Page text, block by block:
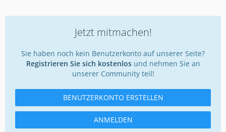
Jetzt mitmachen!
Sie haben noch kein Benutzerkonto auf unserer Seite?
Registrieren Sie sich kostenlosund nehmen Sie an
unserer Community teil!
BENUTZERKONTO ERSTELLEN
ANMELDEN